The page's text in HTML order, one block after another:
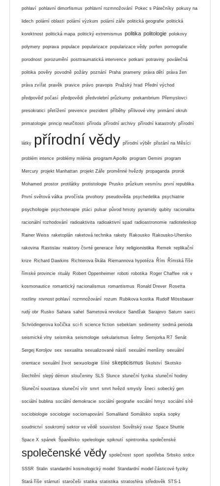
pohlaví pohlavní dimorfismus pohlavní rozmnožování Pokec s Pátečníky pokusy na
lidech polární oblasti polární výzkum polární záře politická geografie politická
korektnost politická mapa politický extremismus politika politologie polokovy
polymery poprava populace popularizace popularizace vědy porfen pornografie
porodnost porozumění posttraumatická intervence potkani potraviny poválečná
politika pověry povodně požáry poznání Praha prameny práva dětí práva žen
práva zvířat pravěk pravice právo pravopis Pražský hrad Přední východ
předpověď počasí předpovědi předvolební průzkumy prekambrium Přemyslovci
presokratici přetížení prevence prezident příběhy přílivové vlny primární okruh
primatologie princip neurčitosti příroda přírodní archivy přírodní katastrofy přírodní
látky přírodní vědy přírodní výběr přistání na Měsíci
problém intence problémy milénia program Apollo program Gemini program
Mercury projekt Manhattan projekt Záře proměnné hvězdy propaganda prorok
Mohamed prostor protilátky protistologie Prusko průzkum vesmíru první republika
První světová válka prvočísla prvohory pseudověda psychedelika psychiatrie
psychologie psychoterapie ptáci pulsar původ hmoty pyramidy qubity racionalita
racionální rozhodování radioaktivita radioaktivní spad radioastronomie radioteleskop
Rainer Weiss raketoplán raketová technika rakety Rakousko Rakousko-Uhersko
rakovina Rastislav reaktory čtvrté generace řeky religionistika Remek replikační
krize Richard Dawkins Richterova škála Riemannova hypotéza Řím Římská říše
římské provincie rituály Robert Oppenheimer roboti robotika Roger Chaffee rok v
kosmonautice romantický nacionalismus romantismus Ronald Drever Rosetta
rostliny rovnost pohlaví rozmnožování rozum Rubikova kostka Rudolf Mössbauer
rudý obr Rusko Sahara sahel Sametová revoluce Sandžak Sarajevo Saturn savci
Schrödingerova kočička sci-fi science fiction sebeklam sedimenty sedmá perioda
seismické vlny seismika seismologie sekularismus šelmy Semjorka R7 Senát
Sergej Koroljov sex sexualita sexualizované násilí sexuální menšiny sexuální
orientace sexuální život sexuologie šíité skepticismus školství Skotsko
šlechtění slepý démon sloučeniny SLS Slunce sluneční fyzika sluneční hodiny
Sluneční soustava sluneční vítr smrt smrt hvězd smysly šneci sobecký gen
sociální bublina sociální demokracie sociální geografie sociální hmyz sociální sítě
sociobiologie sociologie sociomapování Somaliland Somálsko sopka sopky
soudnictví soukromý sektor ve vědě souvislost Sovětský svaz Space Shuttle
Space X spánek Španělsko speleologie spiknutí spintronika společenské
společenské vědy společnost sport spotřeba Srbsko srdce
SSSR Stalin standardní kosmologický model Standardní model částicové fyziky
Stará říše stárnutí staročeši statika statistika stratosféra středověk STS-1